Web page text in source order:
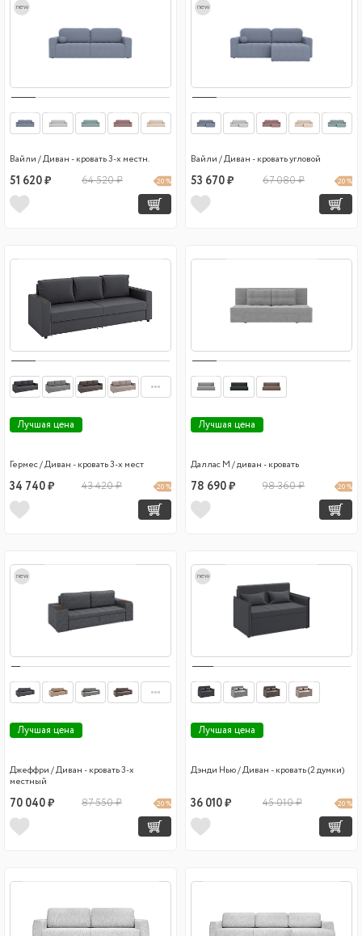
new
Вайли / Диван - кровать 3-х местн.
51 620 ₽ 64 520 ₽ 20 %
new
Вайли / Диван - кровать угловой
53 670 ₽ 67 080 ₽ 20 %
Лучшая цена
Гермес / Диван - кровать 3-х мест
34 740 ₽ 43 420 ₽ 20 %
Лучшая цена
Даллас М / диван - кровать
78 690 ₽ 98 360 ₽ 20 %
new
Лучшая цена
Джеффри / Диван - кровать 3-х
местный
70 040 ₽ 87 550 ₽ 20 %
new
Лучшая цена
Дэнди Нью / Диван - кровать (2 думки)
36 010 ₽ 45 010 ₽ 20 %